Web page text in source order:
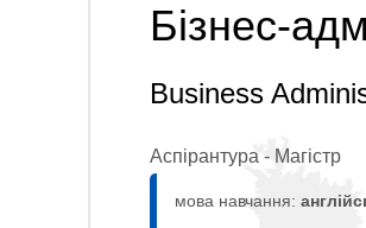
Бізнес-
Business
Аспірантура - Магістр
мова навчання: